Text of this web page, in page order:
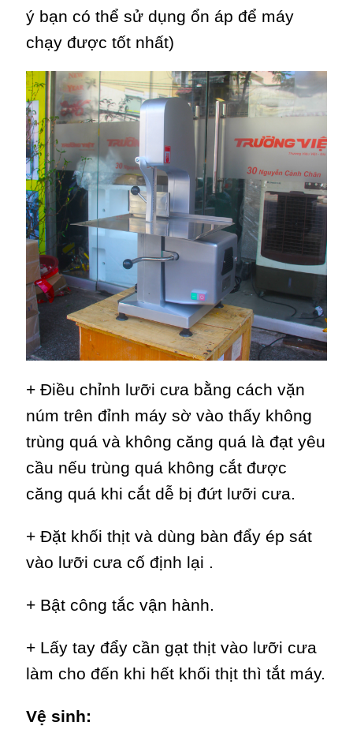
ý bạn có thể sử dụng ổn áp để máy
chạy được tốt nhất)
+ Điều chỉnh lưỡi cưa bằng cách vặn
núm trên đỉnh máy sờ vào thấy không
trùng quá và không căng quá là đạt yêu
cầu nếu trùng quá không cắt được
căng quá khi cắt dễ bị đứt lưỡi cưa.
+ Đặt khối thịt và dùng bàn đẩy ép sát
vào lưỡi cưa cố định lại .
+ Bật công tắc vận hành.
+ Lấy tay đẩy cần gạt thịt vào lưỡi cưa
làm cho đến khi hết khối thịt thì tắt máy.
Vệ sinh: